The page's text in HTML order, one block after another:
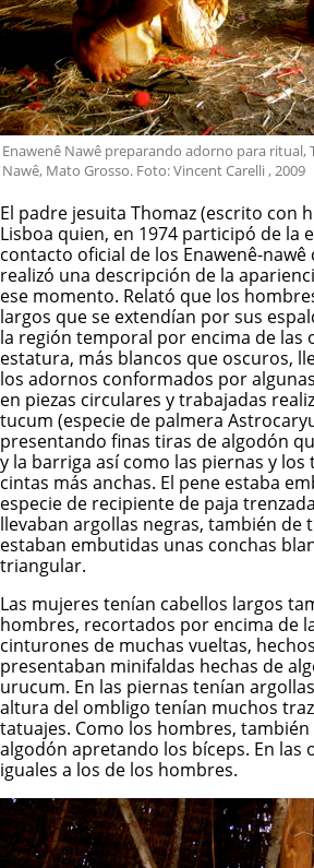
Enawenê Nawê preparando adorno para ritual,
Nawê, Mato Grosso. Foto: Vincent Carelli , 2009
El padre jesuita Thomaz (escrito con
Lisboa quien, en 1974 participó de la
contacto oficial de los Enawenê-nawê
realizó una descripción de la
ese momento. Relató que los
largos que se extendían por sus
la región temporal por encima de las
estatura, más blancos que oscuros,
los adornos conformados por
en piezas circulares y trabajadas
tucum (especie de palmera
presentando finas tiras de algodón
y la barriga así como las piernas y
cintas más anchas. El pene estaba
especie de recipiente de paja
llevaban argollas negras, también de
estaban embutidas unas conchas
triangular.
Las mujeres tenían cabellos largos
hombres, recortados por encima de
cinturones de muchas vueltas,
presentaban minifaldas hechas de
urucum. En las piernas tenían
altura del ombligo tenían muchos
tatuajes. Como los hombres,
algodón apretando los bíceps. En las
iguales a los de los hombres.